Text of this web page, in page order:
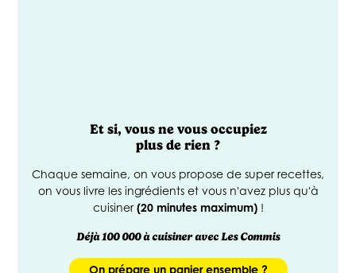
Offerts *
Et si, vous ne vous occupiez
plus de rien ?
Chaque semaine, on vous propose de super recettes,
on vous livre les ingrédients et vous n'avez plus qu'à
cuisiner(20 minutes maximum)!
Déjà 100 000 à cuisiner avec Les Commis
On prépare un panier ensemble ?